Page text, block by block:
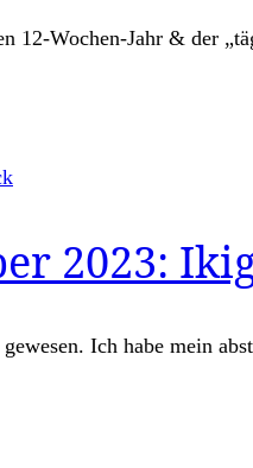
12-Wochen-Jahr & der
2023:
Ich habe mein